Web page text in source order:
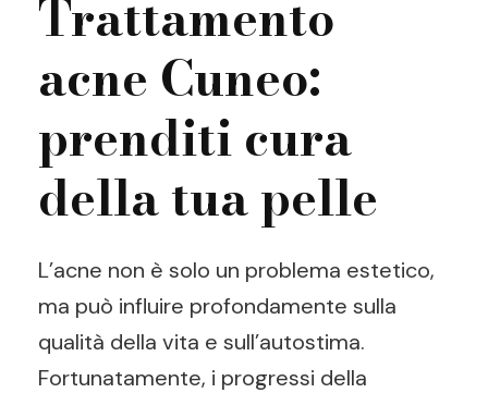
Trattamento
acne Cuneo:
prenditi cura
della tua pelle
L’acne non è solo un problema estetico,
ma può influire profondamente sulla
qualità della vita e sull’autostima.
Fortunatamente, i progressi della